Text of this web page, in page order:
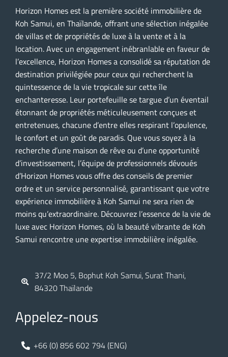
Horizon Homes est la première société immobilière de
Koh Samui, en Thaïlande, offrant une sélection inégalée
de villas et de propriétés de luxe à la vente et à la
location. Avec un engagement inébranlable en faveur de
l’excellence, Horizon Homes a consolidé sa réputation de
destination privilégiée pour ceux qui recherchent la
quintessence de la vie tropicale sur cette île
enchanteresse. Leur portefeuille se targue d’un éventail
étonnant de propriétés méticuleusement conçues et
entretenues, chacune d’entre elles respirant l’opulence,
le confort et un goût de paradis. Que vous soyez à la
recherche d’une maison de rêve ou d’une opportunité
d’investissement, l’équipe de professionnels dévoués
d’Horizon Homes vous offre des conseils de premier
ordre et un service personnalisé, garantissant que votre
expérience immobilière à Koh Samui ne sera rien de
moins qu’extraordinaire. Découvrez l’essence de la vie de
luxe avec Horizon Homes, où la beauté vibrante de Koh
Samui rencontre une expertise immobilière inégalée.
37/2 Moo 5, Bophut Koh Samui, Surat Thani,
84320 Thaïlande
Appelez-nous
+66 (0) 856 602 794 (ENG)